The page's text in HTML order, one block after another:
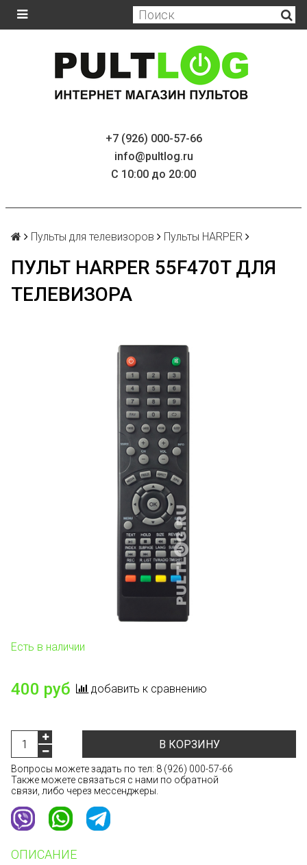
+7 (926) 000-57-66
info@pultlog.ru
С 10:00 до 20:00
Пульты для телевизоров Пульты HARPER
ПУЛЬТ HARPER 55F470T ДЛЯ
ТЕЛЕВИЗОРА
Есть в наличии
400 руб добавить к сравнению
В КОРЗИНУ
Вопросы можете задать по тел: 8 (926) 000-57-66
Также можете связаться с нами по обратной
связи, либо через мессенджеры.
ОПИСАНИЕ